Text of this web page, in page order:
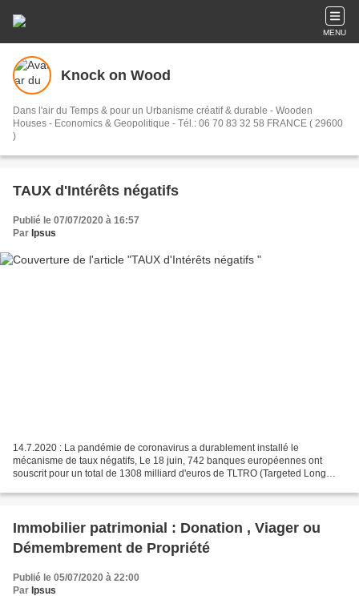
MENU
Knock on Wood
Dans l'air du Temps & pour un Urbanisme créatif & durable - Wooden
Houses - Economics & Geopolitique - Tél.: 06 70 83 32 58 FRANCE ( 29600
)
TAUX d'Intérêts négatifs
Publié le 07/07/2020 à 16:57
Par Ipsus
14.7.2020 : La pandémie de coronavirus a durablement installé le
mécanisme de taux négatifs, Le 18 juin, 742 banques européennes ont
souscrit pour un total de 1308 milliard d'euros de TLTRO (Targeted Long
Immobilier patrimonial : Donation , Viager ou
Démembrement de Propriété
Publié le 05/07/2020 à 22:00
Par Ipsus